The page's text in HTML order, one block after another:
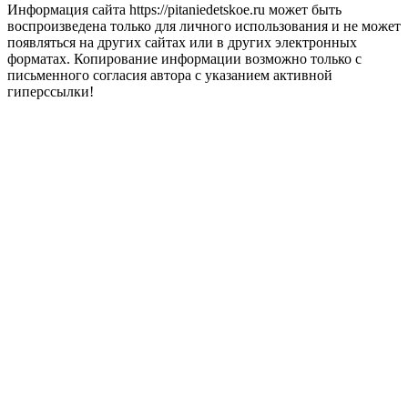
Информация сайта https://pitaniedetskoe.ru может быть
воспроизведена только для личного использования и не может
появляться на других сайтах или в других электронных
форматах. Копирование информации возможно только с
письменного согласия автора с указанием активной
гиперссылки!